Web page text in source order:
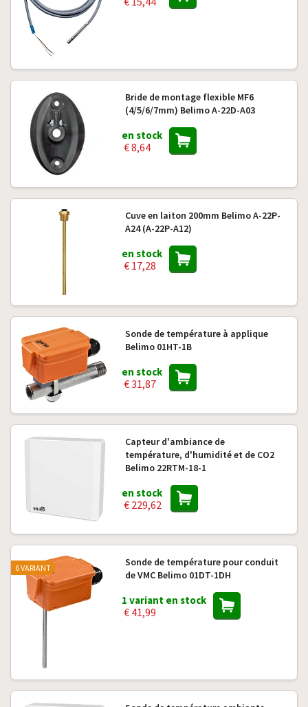
Bride de montage flexible MF6
(4/5/6/7mm) Belimo A-22D-A03
en stock
€ 8,64
Cuve en laiton 200mm Belimo A-22P-
A24 (A-22P-A12)
en stock
€ 17,28
Sonde de température à applique
Belimo 01HT-1B
en stock
€ 31,87
Capteur d'ambiance de
température, d'humidité et de CO2
Belimo 22RTM-18-1
en stock
€ 229,62
Sonde de température pour conduit
de VMC Belimo 01DT-1DH
1 variant en stock
€ 41,99
6 VARIANT